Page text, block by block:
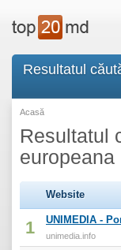
Resultatul
Acasă
Resultatul
europeana
Website
1 UNIMEDIA -
unimedia.info